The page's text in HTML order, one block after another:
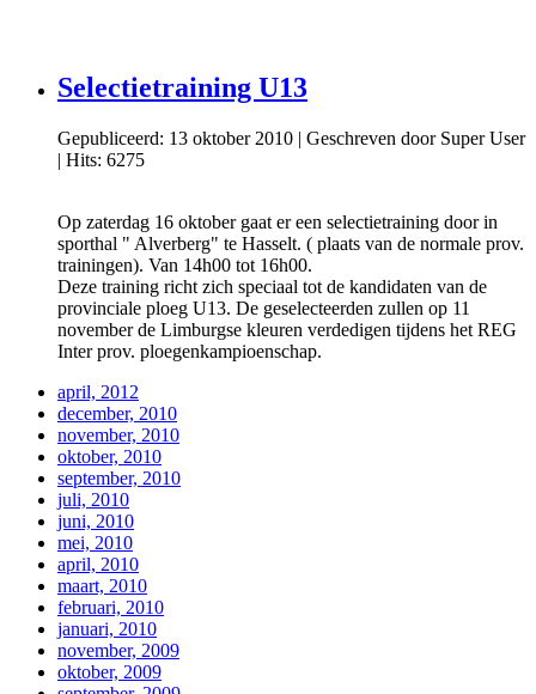
Selectietraining U13
Gepubliceerd: 13 oktober 2010 | Geschreven door Super User
| Hits: 6275
Op zaterdag 16 oktober gaat er een selectietraining door in
sporthal " Alverberg" te Hasselt. ( plaats van de normale prov.
trainingen). Van 14h00 tot 16h00.
Deze training richt zich speciaal tot de kandidaten van de
provinciale ploeg U13. De geselecteerden zullen op 11
november de Limburgse kleuren verdedigen tijdens het REG
Inter prov. ploegenkampioenschap.
april, 2012
december, 2010
november, 2010
oktober, 2010
september, 2010
juli, 2010
juni, 2010
mei, 2010
april, 2010
maart, 2010
februari, 2010
januari, 2010
november, 2009
oktober, 2009